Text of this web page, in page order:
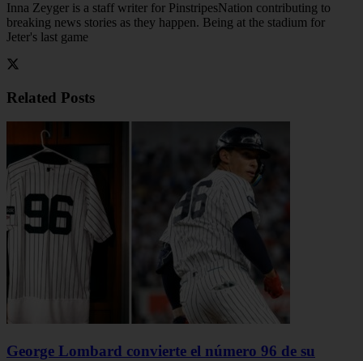
Inna Zeyger is a staff writer for PinstripesNation contributing to
breaking news stories as they happen. Being at the stadium for
Jeter's last game
Related Posts
George Lombard convierte el número 96 de su